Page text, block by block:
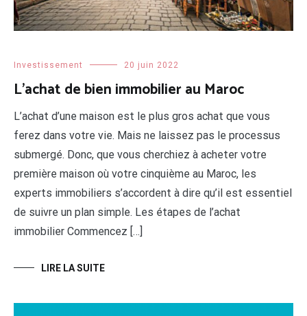
Investissement 20 juin 2022
L’achat de bien immobilier au Maroc
L’achat d’une maison est le plus gros achat que vous
ferez dans votre vie. Mais ne laissez pas le processus
submergé. Donc, que vous cherchiez à acheter votre
première maison où votre cinquième au Maroc, les
experts immobiliers s’accordent à dire qu’il est essentiel
de suivre un plan simple. Les étapes de l’achat
immobilier Commencez […]
LIRE LA SUITE